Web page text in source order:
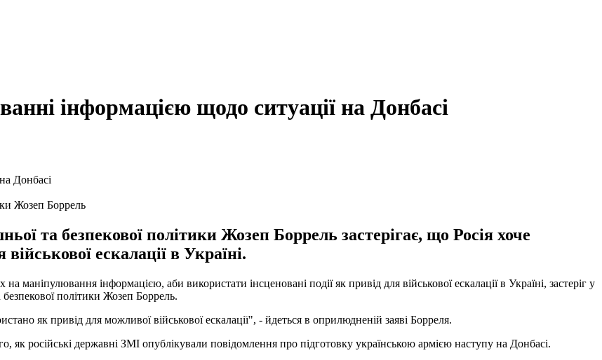
інформацією щодо ситуації на Донбасі
Жозеп Боррель
та безпекової політики Жозеп Боррель застерігає, що Росія хоче
ескалації в Україні.
інформацією, аби використати інсценовані події як привід для військової ескалації в Україні, застеріг у
політики Жозеп Боррель.
як привід для можливої військової ескалації", - йдеться в оприлюдненій заяві Борреля.
як російські державні ЗМІ опублікували повідомлення про підготовку українською армією наступу на Донбасі.